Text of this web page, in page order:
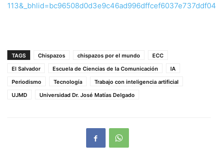
113&_bhlid=bc96508d0d3e9c46ad996dffcef6037e737ddf04
TAGS Chispazos chispazos por el mundo
ECC
El Salvador
Escuela de Ciencias de la Comunicación
IA
Periodismo
Tecnología
Trabajo con inteligencia artificial
UJMD
Universidad Dr. José Matías Delgado